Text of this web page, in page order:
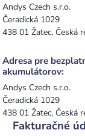
Andys Czech s.r.o.
Čeradická 1029
438 01 Žatec, Česká
Adresa pre
akumulátorov:
Andys Czech s.r.o.
Čeradická 1029
438 01 Žatec, Česká
Fakturačné